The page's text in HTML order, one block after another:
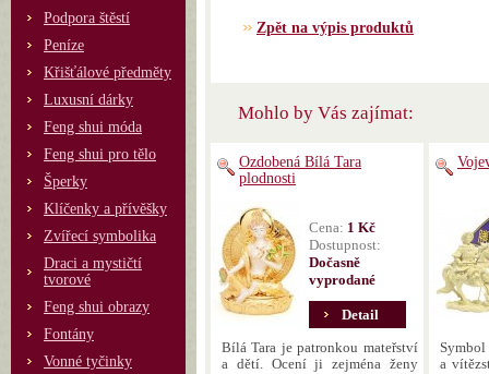
Podpora štěstí
Peníze
Křišťálové předměty
Luxusní dárky
Feng shui móda
Feng shui pro tělo
Šperky
Klíčenky a přívěšky
Zvířecí symbolika
Draci a mystičtí
tvorové
Feng shui obrazy
Fontány
Vonné tyčinky
Zpět na výpis produktů
Mohlo by Vás zajímat:
Ozdobená Bílá Tara
plodnosti
Cena: 1 Kč
Dostupnost:
Dočasně
vyprodané
Detail
Bílá Tara je patronkou mateřství
a dětí. Ocení ji zejména ženy
Symbol
a